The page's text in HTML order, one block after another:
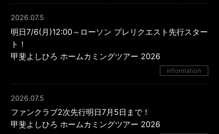
2026.07.5
明日7/6(月)12:00～ローソン プレリクエスト先行スター
ト！
甲斐よしひろ ホームカミングツアー 2026
information
2026.07.5
ファンクラブ2次先行明日7月5日まで！
甲斐よしひろ ホームカミングツアー 2026